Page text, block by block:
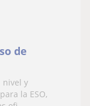
de
nivel y
la ESO,